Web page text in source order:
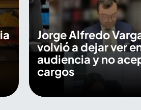
Jorge Alfredo
volvió a dejar ver
audiencia y no
cargos